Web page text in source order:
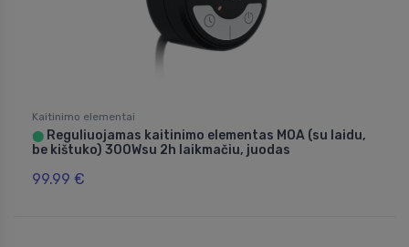
Kaitinimo elementai
⬤ Reguliuojamas kaitinimo elementas MOA (su laidu,
be kištuko) 300Wsu 2h laikmačiu, juodas
99.99 €